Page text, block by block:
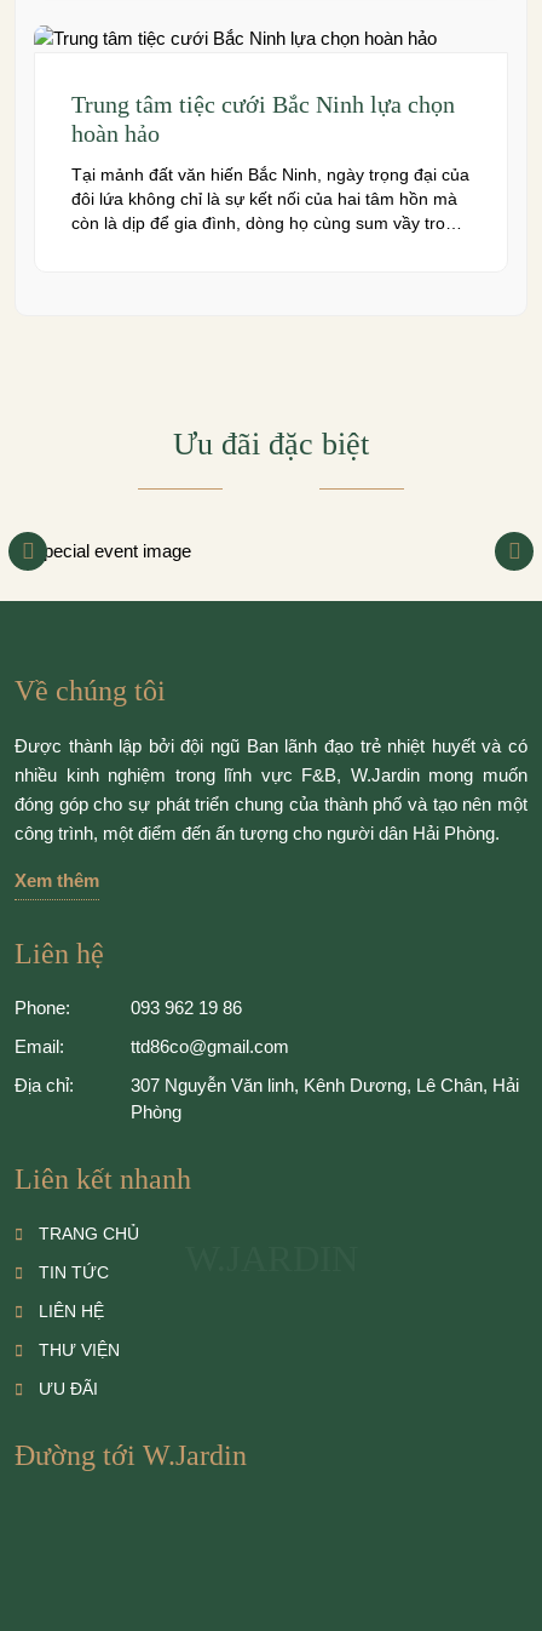
Trung tâm tiệc cưới Bắc Ninh lựa chọn
hoàn hảo
Tại mảnh đất văn hiến Bắc Ninh, ngày trọng đại của
đôi lứa không chỉ là sự kết nối của hai tâm hồn mà
còn là dịp để gia đình, dòng họ cùng sum vầy trong
Ưu đãi đặc biệt
Về chúng tôi
Được thành lập bởi đội ngũ Ban lãnh đạo trẻ nhiệt huyết và có
nhiều kinh nghiệm trong lĩnh vực F&B, W.Jardin mong muốn
đóng góp cho sự phát triển chung của thành phố và tạo nên một
công trình, một điểm đến ấn tượng cho người dân Hải Phòng.
Xem thêm
Liên hệ
Phone:
093 962 19 86
Email:
ttd86co@gmail.com
Địa chỉ:
307 Nguyễn Văn linh, Kênh Dương, Lê Chân, Hải
Phòng
Liên kết nhanh
TRANG CHỦ
TIN TỨC
LIÊN HỆ
THƯ VIỆN
ƯU ĐÃI
Đường tới W.Jardin